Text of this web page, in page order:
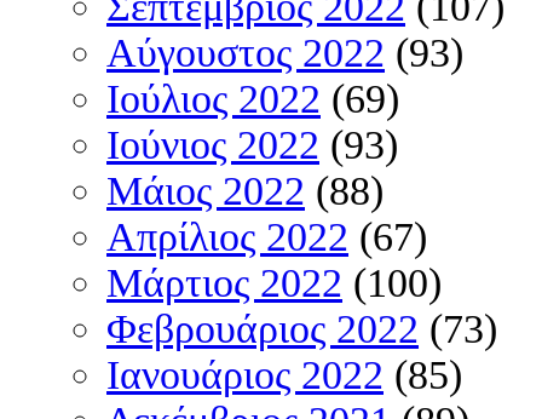
Αύγουστος 2022 (93)
Ιούλιος 2022 (69)
Ιούνιος 2022 (93)
Μάιος 2022 (88)
Απρίλιος 2022 (67)
Μάρτιος 2022 (100)
Φεβρουάριος 2022 (73)
Ιανουάριος 2022 (85)